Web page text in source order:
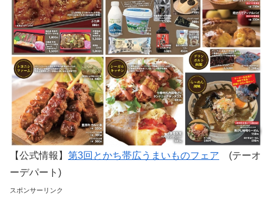
【公式情報】 第3回とかち帯広うまいものフェア (テーオ
ーデパート)
スポンサーリンク